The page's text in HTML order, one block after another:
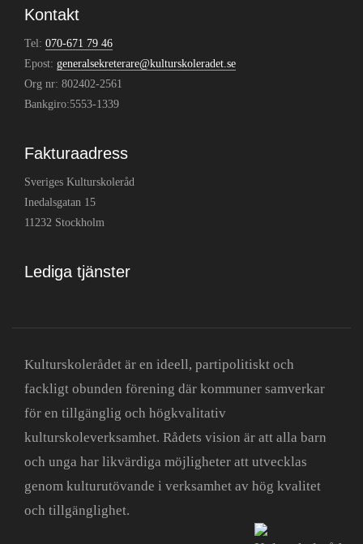
Kontakt
Tel: 070-671 79 46
Epost: generalsekreterare@kulturskoleradet.se
Org nr: 802402-2561
Bankgiro:5553-1339
Fakturaadress
Sveriges Kulturskoleråd
Inedalsgatan 15
11232 Stockholm
Lediga tjänster
Kulturskolerådet är en ideell, partipolitiskt och
fackligt obunden förening där kommuner samverkar
för en tillgänglig och högkvalitativ
kulturskoleverksamhet. Rådets vision är att alla barn
och unga har likvärdiga möjligheter att utvecklas
genom kulturutövande i verksamhet av hög kvalitet
och tillgänglighet.